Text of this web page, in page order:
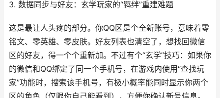
3. 数据同步与好友：玄学玩家的“羁绊”重建难题
这是最让人头疼的部分。你QQ区是个全新账号，意味着零
铭文、零英雄、零皮肤。好友列表也清空了，想找回微信
区的好友，得一个个重新加。不过有个“玄学”技巧：如果你
的微信和QQ绑定了同一个手机号，在游戏内使用“查找玩
家”功能时，搜索该手机号，有极小概率能同时显示你两个